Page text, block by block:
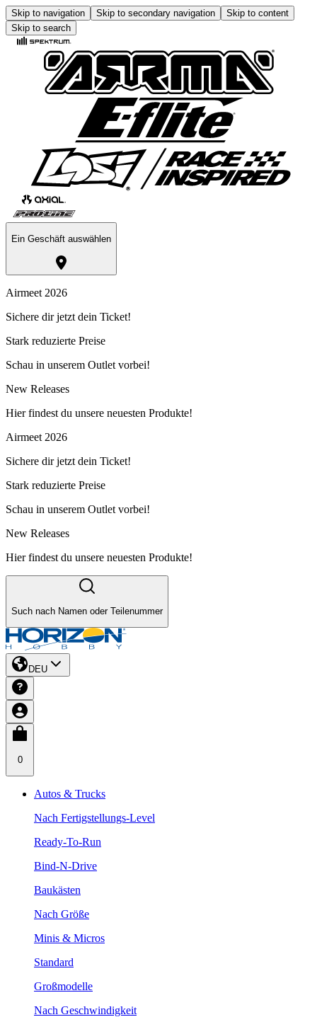
Skip to navigation Skip to secondary navigation
Skip to content
Skip to search
Ein Geschäft auswählen
Airmeet 2026
Sichere dir jetzt dein Ticket!
Stark reduzierte Preise
Schau in unserem Outlet vorbei!
New Releases
Hier findest du unsere neuesten Produkte!
Airmeet 2026
Sichere dir jetzt dein Ticket!
Stark reduzierte Preise
Schau in unserem Outlet vorbei!
New Releases
Hier findest du unsere neuesten Produkte!
Such nach Namen oder Teilenummer
DEU
0
Autos & Trucks
Nach Fertigstellungs-Level
Ready-To-Run
Bind-N-Drive
Baukästen
Nach Größe
Minis & Micros
Standard
Großmodelle
Nach Geschwindigkeit